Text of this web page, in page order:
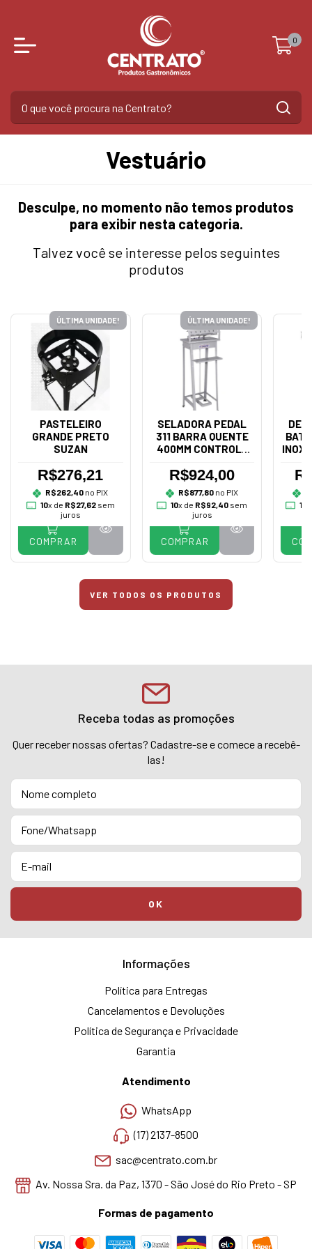
0
Vestuário
Desculpe, no momento não temos produtos
para exibir nesta categoria.
Talvez você se interesse pelos seguintes
produtos
ÚLTIMA UNIDADE!
PASTELEIRO
GRANDE PRETO
SUZAN
R$276,21
R$262,40 no PIX
10x de R$27,62sem
juros
COMPRAR
ÚLTIMA UNIDADE!
SELADORA PEDAL
311 BARRA QUENTE
400MM CONTROLE
R$924,00
R$877,80 no PIX
10x de R$92,40sem
juros
COMPRAR
INOX
10
VER TODOS OS PRODUTOS
Receba todas as promoções
Quer receber nossas ofertas? Cadastre-se e comece a recebê-
las!
Informações
Política para Entregas
Cancelamentos e Devoluções
Política de Segurança e Privacidade
Garantia
Atendimento
WhatsApp
(17) 2137-8500
sac@centrato.com.br
Av. Nossa Sra. da Paz, 1370 - São José do Rio Preto - SP
Formas de pagamento